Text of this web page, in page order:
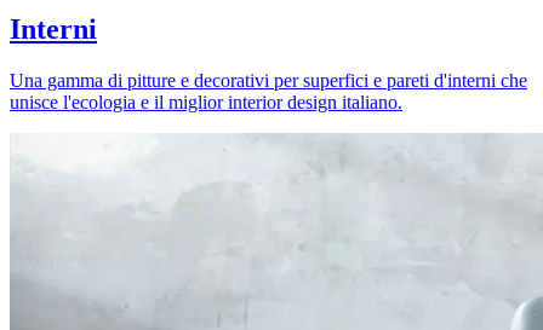
Interni
Una gamma di pitture e decorativi per superfici e pareti d'interni che
unisce l'ecologia e il miglior interior design italiano.